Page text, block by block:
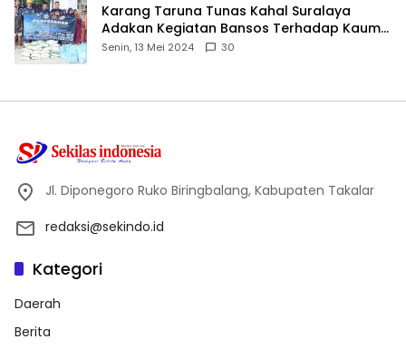
Karang Taruna Tunas Kahal Suralaya
Adakan Kegiatan Bansos Terhadap Kaum
Dhuafa dan Anak Yatim-Piatu
Senin, 13 Mei 2024 30
Jl. Diponegoro Ruko Biringbalang, Kabupaten Takalar
redaksi@sekindo.id
Kategori
Daerah
Berita